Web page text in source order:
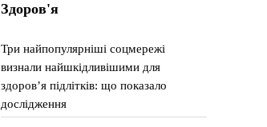
Здоров'я
Три найпопулярніші соцмережі
визнали найшкідливішими для
здоров’я підлітків: що показало
дослідження